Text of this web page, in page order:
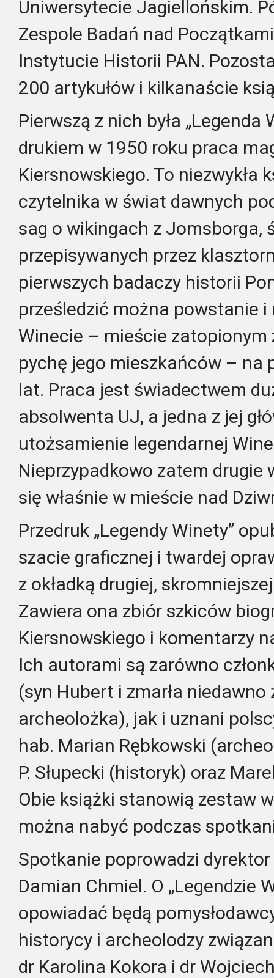
Uniwersytecie Jagiellońskim.
Zespole Badań nad
Instytucie Historii PAN.
200 artykułów i kilkanaście
Pierwszą z nich była „Legenda
drukiem w 1950 roku praca
Kiersnowskiego. To niezwykła
czytelnika w świat dawnych
sag o wikingach z Jomsborga,
przepisywanych przez
pierwszych badaczy historii
prześledzić można powstanie i
Winecie – mieście zatopionym
pychę jego mieszkańców – na
lat. Praca jest świadectwem
absolwenta UJ, a jedna z jej
utożsamienie legendarnej
Nieprzypadkowo zatem drugie
się właśnie w mieście nad
Przedruk „Legendy Winety”
szacie graficznej i twardej
z okładką drugiej,
Zawiera ona zbiór szkiców
Kiersnowskiego i komentarzy
Ich autorami są zarówno
(syn Hubert i zmarła niedawno
archeolożka), jak i uznani
hab. Marian Rębkowski
P. Słupecki (historyk) oraz
Obie książki stanowią zestaw
można nabyć podczas
Spotkanie poprowadzi
Damian Chmiel. O „Legendzie
opowiadać będą
historycy i archeolodzy
dr Karolina Kokora i dr